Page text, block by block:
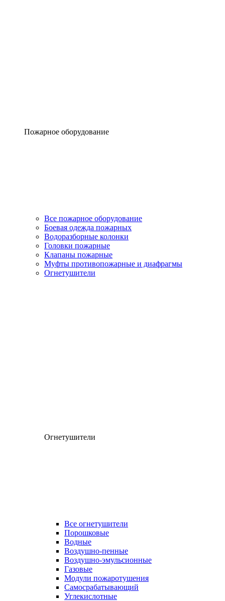
Пожарное оборудование
Все пожарное оборудование
Боевая одежда пожарных
Водоразборные колонки
Головки пожарные
Клапаны пожарные
Муфты противопожарные и диафрагмы
Огнетушители
Огнетушители
Все огнетушители
Порошковые
Водные
Воздушно-пенные
Воздушно-эмульсионные
Газовые
Модули пожаротушения
Самосрабатывающий
Углекислотные